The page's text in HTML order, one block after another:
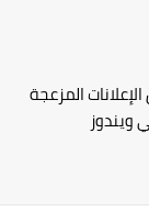
المزعجة
ويندوز